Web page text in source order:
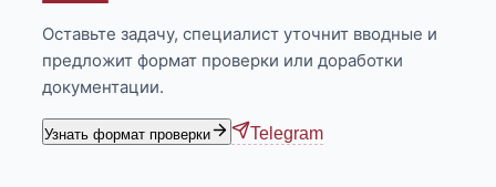
Оставьте задачу, специалист уточнит вводные и
предложит формат проверки или доработки
документации.
Узнать формат проверки Telegram